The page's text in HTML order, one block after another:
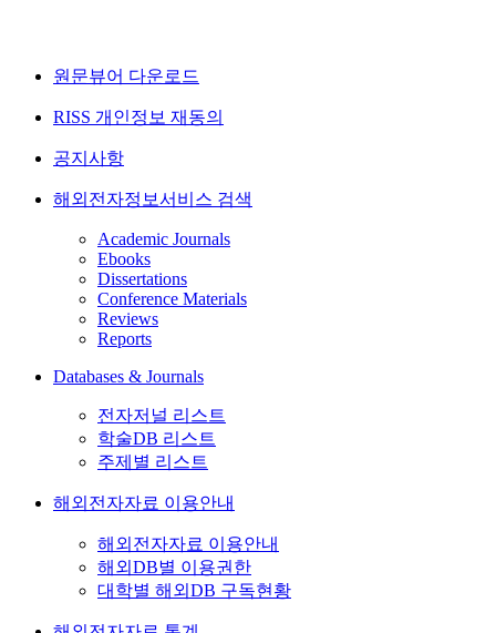
원문뷰어 다운로드
RISS 개인정보 재동의
공지사항
해외전자정보서비스 검색
Academic Journals
Ebooks
Dissertations
Conference Materials
Reviews
Reports
Databases & Journals
전자저널 리스트
학술DB 리스트
주제별 리스트
해외전자자료 이용안내
해외전자자료 이용안내
해외DB별 이용권한
대학별 해외DB 구독현황